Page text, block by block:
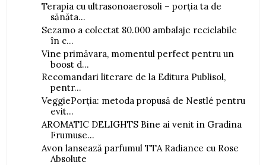
Terapia cu ultrasonoaerosoli – porția ta de
sănăta...
Sezamo a colectat 80.000 ambalaje reciclabile
în c...
Vine primăvara, momentul perfect pentru un
boost d...
Recomandari literare de la Editura Publisol,
pentr...
VeggiePorția: metoda propusă de Nestlé pentru
evit...
AROMATIC DELIGHTS Bine ai venit in Gradina
Frumuse...
Avon lansează parfumul TTA Radiance cu Rose
Absolute